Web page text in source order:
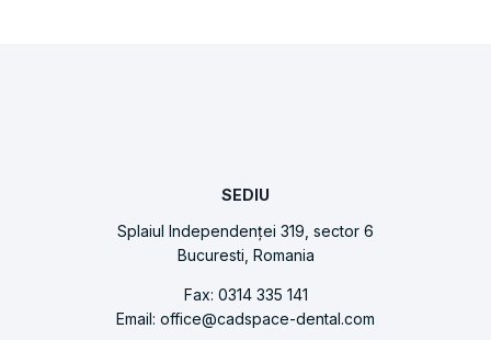
SEDIU
Splaiul Independenței 319, sector 6
Bucuresti, Romania
Fax: 0314 335 141
Email: office@cadspace-dental.com